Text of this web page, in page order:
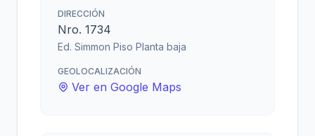
DIRECCIÓN
Nro. 1734
Ed. Simmon Piso Planta baja
GEOLOCALIZACIÓN
Ver en Google Maps